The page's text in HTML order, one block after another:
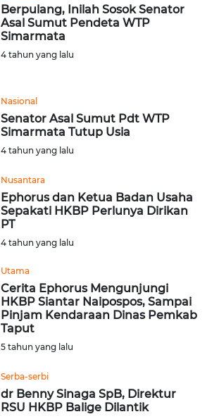
Berpulang, Inilah Sosok Senator
Asal Sumut Pendeta WTP
Simarmata
4 tahun yang lalu
Nasional
Senator Asal Sumut Pdt WTP
Simarmata Tutup Usia
4 tahun yang lalu
Nusantara
Ephorus dan Ketua Badan Usaha
Sepakati HKBP Perlunya Dirikan
PT
4 tahun yang lalu
Utama
Cerita Ephorus Mengunjungi
HKBP Siantar Naipospos, Sampai
Pinjam Kendaraan Dinas Pemkab
Taput
5 tahun yang lalu
Serba-serbi
dr Benny Sinaga SpB, Direktur
RSU HKBP Balige Dilantik